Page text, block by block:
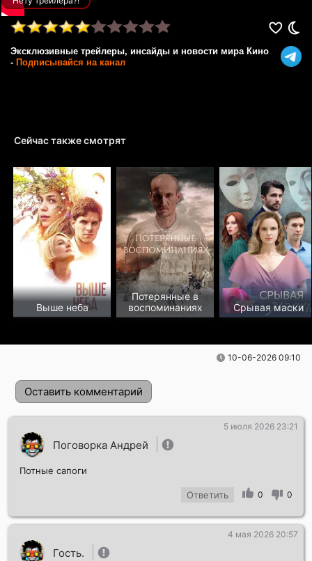
Эксклюзивные трейлеры, инсайды и новости мира Кино
- Подписывайся на канал
Сейчас также смотрят
Выше неба
Потерянные в
воспоминаниях
Срывая маски
10-06-2026 09:10
Оставить комментарий
Поговорка Андрей
5 июля 2026 23:21
Потные сапоги
Ответить 0 0
Гость.
4 мая 2026 20:57